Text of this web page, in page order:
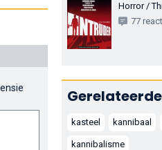
Horror /
77
kasteel kannibaal
kannibalisme